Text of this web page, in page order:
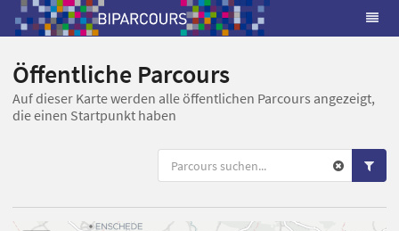
Öffentliche Parcours
Auf dieser Karte werden alle öffentlichen Parcours angezeigt,
die einen Startpunkt haben